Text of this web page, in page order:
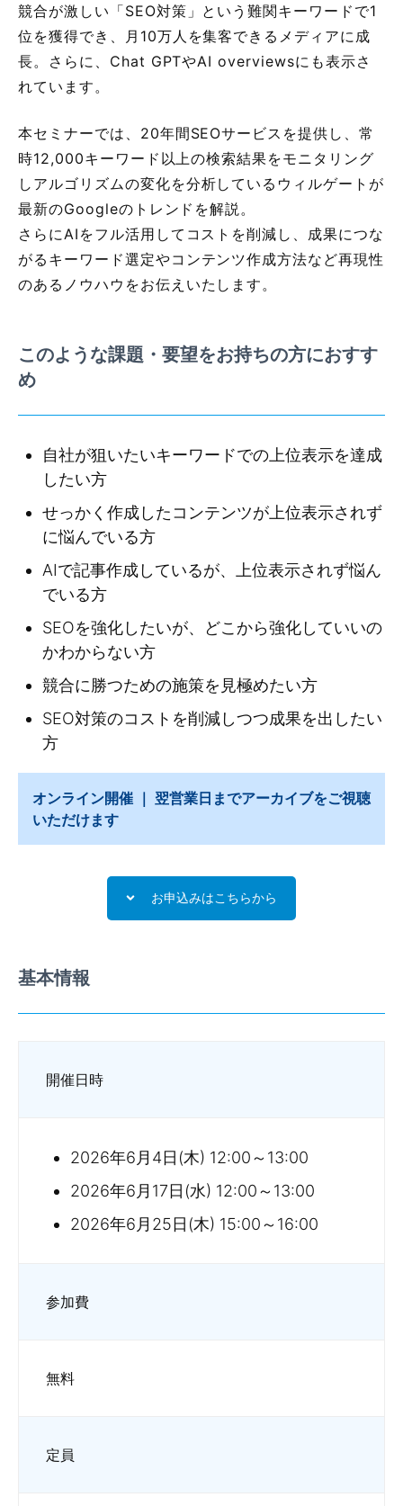
競合が激しい「SEO対策」という難関キーワードで1
位を獲得でき、月10万人を集客できるメディアに成
長。さらに、Chat GPTやAI overviewsにも表示さ
れています。
本セミナーでは、20年間SEOサービスを提供し、常
時12,000キーワード以上の検索結果をモニタリング
しアルゴリズムの変化を分析しているウィルゲートが
最新のGoogleのトレンドを解説。
さらにAIをフル活用してコストを削減し、成果につな
がるキーワード選定やコンテンツ作成方法など再現性
のあるノウハウをお伝えいたします。
このような課題・要望をお持ちの方におすす
め
自社が狙いたいキーワードでの上位表示を達成
したい方
せっかく作成したコンテンツが上位表示されず
に悩んでいる方
AIで記事作成しているが、上位表示されず悩ん
でいる方
SEOを強化したいが、どこから強化していいの
かわからない方
競合に勝つための施策を見極めたい方
SEO対策のコストを削減しつつ成果を出したい
方
オンライン開催 ｜ 翌営業日までアーカイブをご視聴
いただけます
お申込みはこちらから
基本情報
開催日時
2026年6月4日(木) 12:00～13:00
2026年6月17日(水) 12:00～13:00
2026年6月25日(木) 15:00～16:00
参加費
無料
定員